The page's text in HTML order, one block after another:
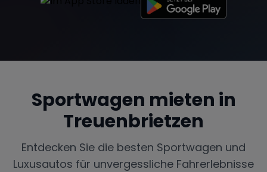
Sportwagen mieten in
Treuenbrietzen
Entdecken Sie die besten Sportwagen und
Luxusautos für unvergessliche Fahrerlebnisse